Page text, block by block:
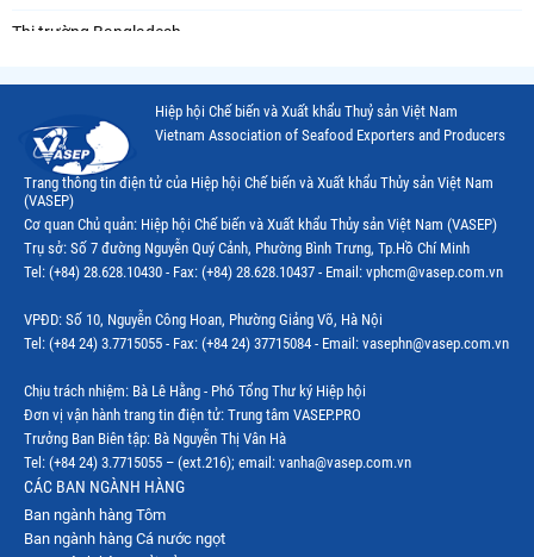
Thị trường Bangladesh
Thị trường Canada
Thị trường Ecuador
Thị trường EU
Thị trường Indonesia
Thị trường Mỹ
Thị trường Nga
Thị trường Hàn Quốc
Thị trường Nhật Bản
Thị trường Thái Lan
Hiệp hội Chế biến và Xuất khẩu Thuỷ sản Việt Nam
Vietnam Association of Seafood Exporters and Producers
Trang thông tin điện tử của Hiệp hội Chế biến và Xuất khẩu Thủy sản Việt Nam
(VASEP)
Cơ quan Chủ quản: Hiệp hội Chế biến và Xuất khẩu Thủy sản Việt Nam (VASEP)
Trụ sở: Số 7 đường Nguyễn Quý Cảnh, Phường Bình Trưng, Tp.Hồ Chí Minh
Tel: (+84) 28.628.10430 - Fax: (+84) 28.628.10437 - Email: vphcm@vasep.com.vn
VPĐD: Số 10, Nguyễn Công Hoan, Phường Giảng Võ, Hà Nội
Tel: (+84 24) 3.7715055 - Fax: (+84 24) 37715084 - Email: vasephn@vasep.com.vn
Chịu trách nhiệm: Bà Lê Hằng - Phó Tổng Thư ký Hiệp hội
Đơn vị vận hành trang tin điện tử: Trung tâm VASEP.PRO
Trưởng Ban Biên tập: Bà Nguyễn Thị Vân Hà
Tel: (+84 24) 3.7715055 – (ext.216); email: vanha@vasep.com.vn
CÁC BAN NGÀNH HÀNG
Ban ngành hàng Tôm
Ban ngành hàng Cá nước ngọt